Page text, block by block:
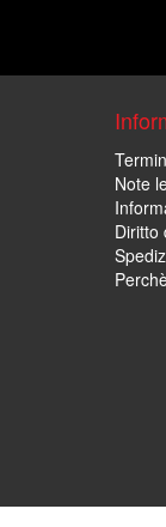
Note
Diritto